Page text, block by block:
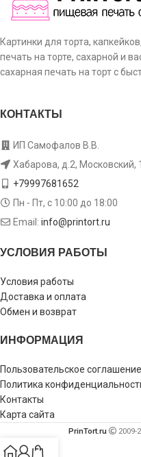
Картинки для торта,
печать на торте, сахарной и
сахарная печать на торт с
КОНТАКТЫ
ИП Самофалов В.В.
Хабарова, д.2, Московский,
+79997681652
Пн - Пт, с 10:00 до 18:00
Email: info@printort.ru
УСЛОВИЯ РАБОТЫ
Условия работы
Доставка и оплата
Обмен и возврат
ИНФОРМАЦИЯ
Пользовательское соглашение
Политика
Контакты
Карта сайта
PrinTort.ru 2009-